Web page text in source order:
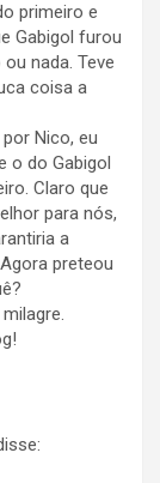
primeiro e
Gabigol furou
nada. Teve
coisa a
Nico, eu
o do Gabigol
Claro que
para nós,
a
preteou